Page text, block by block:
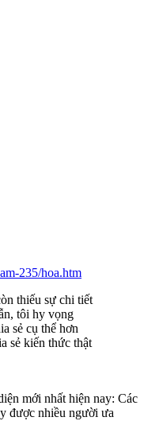
235/hoa.htm
thiếu sự chi tiết
tôi hy vọng
sẻ cụ thể hơn
sẻ kiến thức thật
mới nhất hiện nay: Các
được nhiều người ưa